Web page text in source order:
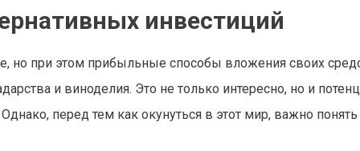
инвестиций
но при этом прибыльные способы вложения своих
и виноделия. Это не только интересно, но и
перед тем как окунуться в этот мир, важно понять